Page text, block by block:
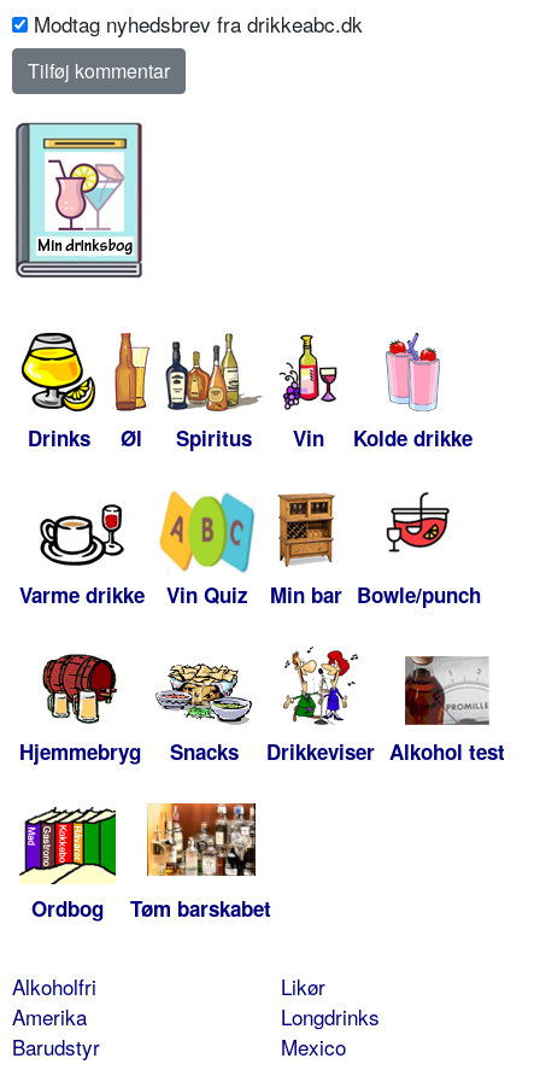
Modtag nyhedsbrev fra drikkeabc.dk
Drinks Øl Spiritus Vin Kolde drikke
Varme drikke Vin Quiz Min bar Bowle/punch
Hjemmebryg Snacks Drikkeviser Alkohol test
Ordbog Tøm barskabet
Alkoholfri
Amerika
Barudstyr
Likør
Longdrinks
Mexico